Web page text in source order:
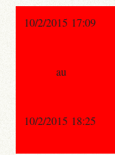
10/2/2015 17:09
au
10/2/2015 18:25